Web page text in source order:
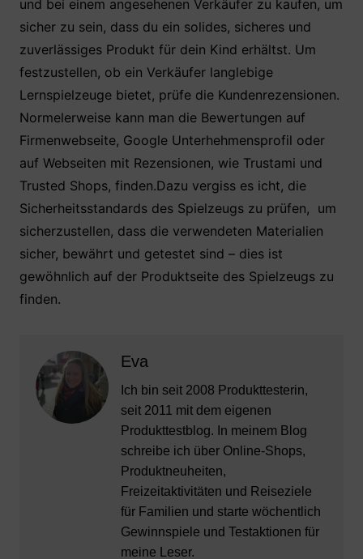
und bei einem angesehenen Verkäufer zu kaufen, um
sicher zu sein, dass du ein solides, sicheres und
zuverlässiges Produkt für dein Kind erhältst. Um
festzustellen, ob ein Verkäufer langlebige
Lernspielzeuge bietet, prüfe die Kundenrezensionen.
Normelerweise kann man die Bewertungen auf
Firmenwebseite, Google Unterhehmensprofil oder
auf Webseiten mit Rezensionen, wie Trustami und
Trusted Shops, finden.Dazu vergiss es icht, die
Sicherheitsstandards des Spielzeugs zu prüfen, um
sicherzustellen, dass die verwendeten Materialien
sicher, bewährt und getestet sind – dies ist
gewöhnlich auf der Produktseite des Spielzeugs zu
finden.
Eva
Ich bin seit 2008 Produkttesterin,
seit 2011 mit dem eigenen
Produkttestblog. In meinem Blog
schreibe ich über Online-Shops,
Produktneuheiten,
Freizeitaktivitäten und Reiseziele
für Familien und starte wöchentlich
Gewinnspiele und Testaktionen für
meine Leser.